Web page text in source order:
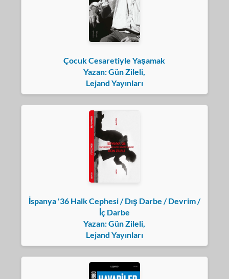
Çocuk Cesaretiyle Yaşamak
Yazan: Gün Zileli,
Lejand Yayınları
İspanya '36 Halk Cephesi / Dış Darbe / Devrim /
İç Darbe
Yazan: Gün Zileli,
Lejand Yayınları